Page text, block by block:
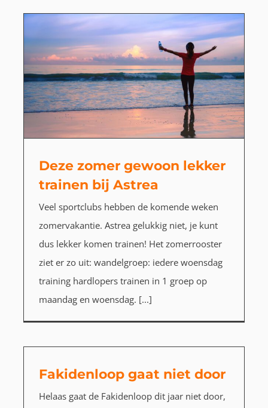
Deze zomer gewoon lekker
trainen bij Astrea
Veel sportclubs hebben de komende weken
zomervakantie. Astrea gelukkig niet, je kunt
dus lekker komen trainen! Het zomerrooster
ziet er zo uit: wandelgroep: iedere woensdag
training hardlopers trainen in 1 groep op
maandag en woensdag. [...]
Fakidenloop gaat niet door
Helaas gaat de Fakidenloop dit jaar niet door,